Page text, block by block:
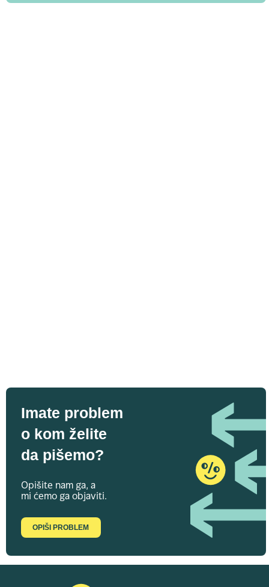
Imate problem
o kom želite
da pišemo?
Opišite nam ga, a
mi ćemo ga objaviti.
OPIŠI PROBLEM